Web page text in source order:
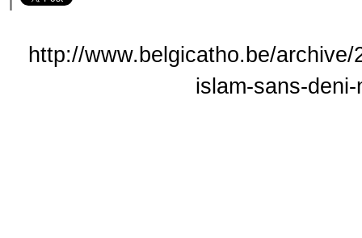
http://www.belgicatho.be/
islam-sans-